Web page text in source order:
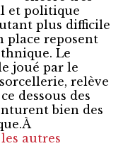
et politique
plus difficile
place reposent
Le
joué par le
relève
dessous des
bien des
les autres